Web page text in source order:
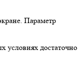
Параметр
условиях достаточно